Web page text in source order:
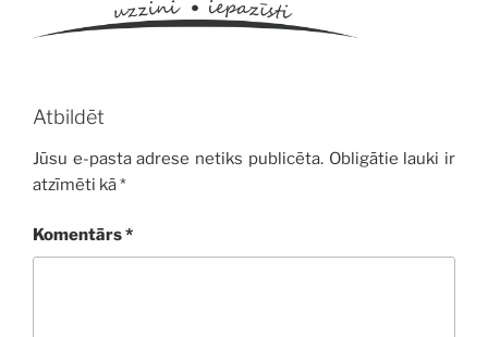
Atbildēt
Jūsu e-pasta adrese netiks publicēta. Obligātie lauki ir
atzīmēti kā*
Komentārs*